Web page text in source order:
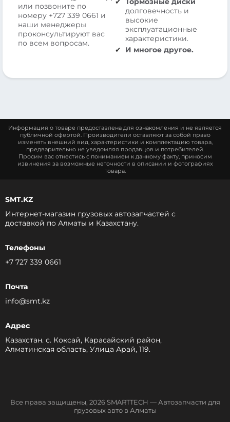
или позвоните по
номеру +727 339 0661 и
наши менеджеры
проконсультируют вас
по всем вопросам.
долговечность и
высокие
эксплуатационные
характеристики.
И многое другое.
Информация о товаре предоставлена для ознакомления и не является
публичной офертой. Производители оставляют за собой право
изменять внешний вид, характеристики и комплектацию товара,
предварительно не уведомляя продавцов и потребителей.
Просим вас отнестись с пониманием к данному факту, приносим
извинения за возможные неточности в описании и фотографиях
товара.
SMT.KZ
Интернет-магазин грузовых автозапчастей c
доставкой по Алматы и Казахстану.
Телефоны
+7 727 339 0661
Почта
info@smt.kz
Адрес
Казахстан. с. Коксай, Карасайский район,
Алматинская область, Улица Арай, 119.
Все права защищены, 2026 SMARTTECH — Автозапчасти для
грузовых авто в Алматы